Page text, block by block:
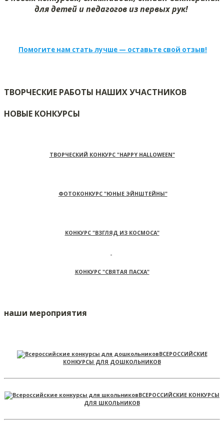
для детей и педагогов из первых рук!
Помогите нам стать лучше — оставьте свой отзыв!
ТВОРЧЕСКИЕ РАБОТЫ НАШИХ УЧАСТНИКОВ
НОВЫЕ КОНКУРСЫ
ТВОРЧЕСКИЙ КОНКУРС "HAPPY HALLOWEEN"
ФОТОКОНКУРС "ЮНЫЕ ЭЙНШТЕЙНЫ"
КОНКУРС "ВЗГЛЯД ИЗ КОСМОСА"
КОНКУРС "СВЯТАЯ ПАСХА"
наши мероприятия
ВСЕРОССИЙСКИЕ
КОНКУРСЫ ДЛЯ ДОШКОЛЬНИКОВ
ВСЕРОССИЙСКИЕ КОНКУРСЫ
ДЛЯ ШКОЛЬНИКОВ